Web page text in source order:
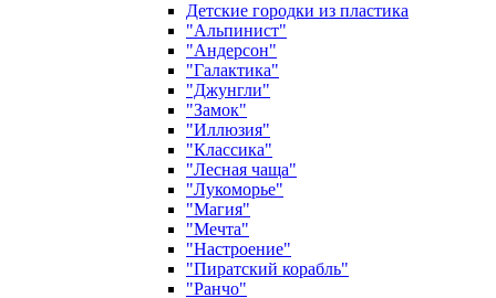
Детские городки из пластика
"Альпинист"
"Андерсон"
"Галактика"
"Джунгли"
"Замок"
"Иллюзия"
"Классика"
"Лесная чаща"
"Лукоморье"
"Магия"
"Мечта"
"Настроение"
"Пиратский корабль"
"Ранчо"